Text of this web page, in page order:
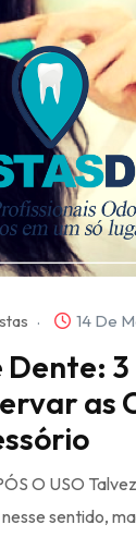
14 De
Dente:
as
O USO
sentido,